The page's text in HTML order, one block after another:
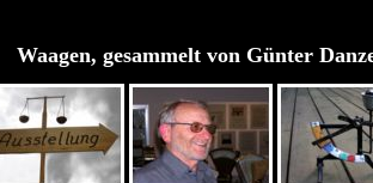
Waagen, gesammelt von Günter